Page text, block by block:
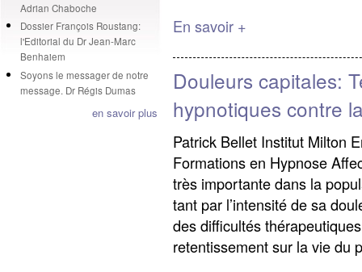
Adrian Chaboche
Dossier François Roustang:
l'Editorial du Dr Jean-Marc
Benhaiem
Soyons le messager de notre
message. Dr Régis Dumas
en savoir plus
En savoir +
Douleurs capitales:
hypnotiques contre
Patrick Bellet Institut Milton
Formations en Hypnose
très importante dans la
tant par l’intensité de sa
des difficultés
retentissement sur la vie du